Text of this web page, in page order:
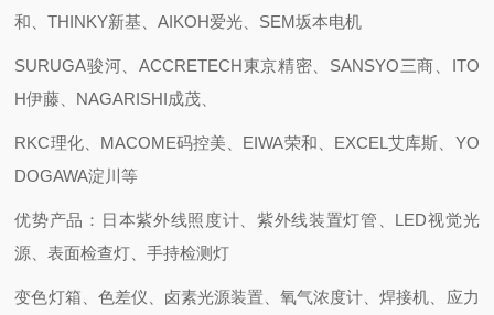
和、THINKY新基、AIKOH爱光、SEM坂本电机
SURUGA骏河、ACCRETECH東京精密、SANSYO三商、ITO
H伊藤、NAGARISHI成茂、
RKC理化、MACOME码控美、EIWA荣和、EXCEL艾库斯、YO
DOGAWA淀川等
优势产品：日本紫外线照度计、紫外线装置灯管、LED视觉光
源、表面检查灯、手持检测灯
变色灯箱、色差仪、卤素光源装置、氧气浓度计、焊接机、应力